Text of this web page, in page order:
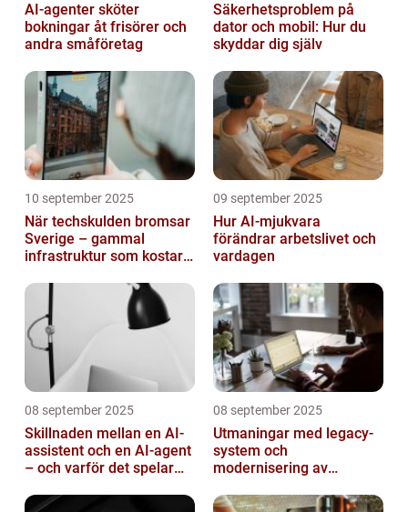
AI-agenter sköter
bokningar åt frisörer och
andra småföretag
Säkerhetsproblem på
dator och mobil: Hur du
skyddar dig själv
10 september 2025
När techskulden bromsar
Sverige – gammal
infrastruktur som kostar
09 september 2025
Hur AI-mjukvara
förändrar arbetslivet och
vardagen
08 september 2025
Skillnaden mellan en AI-
assistent och en AI-agent
– och varför det spelar
08 september 2025
Utmaningar med legacy-
system och
modernisering av